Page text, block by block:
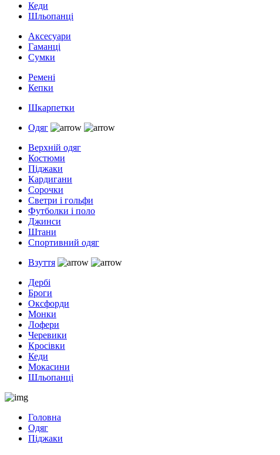
Кеди
Шльопанці
Аксесуари
Гаманці
Сумки
Ремені
Кепки
Шкарпетки
Одяг
Верхній одяг
Костюми
Піджаки
Кардигани
Сорочки
Светри і гольфи
Футболки і поло
Джинси
Штани
Спортивний одяг
Взуття
Дербі
Броги
Оксфорди
Монки
Лофери
Черевики
Кросівки
Кеди
Мокасини
Шльопанці
Головна
Одяг
Піджаки